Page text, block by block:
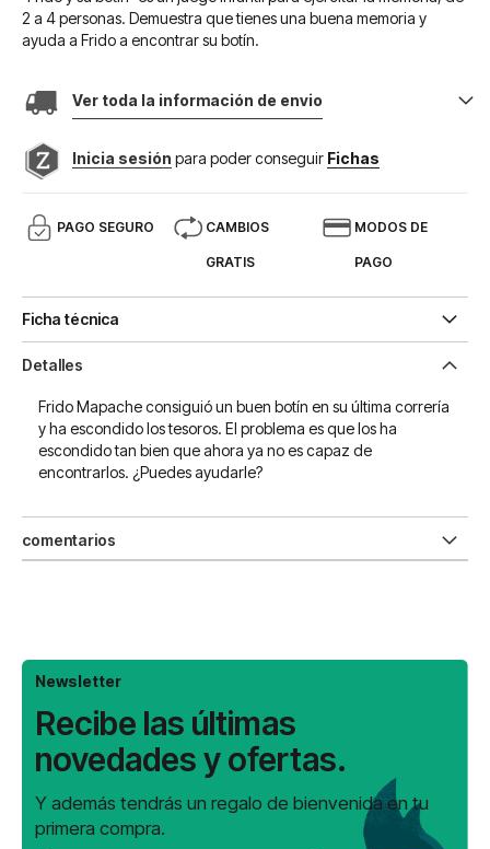
2 a 4 personas. Demuestra que tienes una buena memoria y
ayuda a Frido a encontrar su botín.
Ver toda la información de envio
Inicia sesión para poder conseguir Fichas
PAGO SEGURO CAMBIOS
GRATIS
MODOS DE
PAGO
Ficha técnica
Detalles
Frido Mapache consiguió un buen botín en su última correría
y ha escondido los tesoros. El problema es que los ha
escondido tan bien que ahora ya no es capaz de
encontrarlos. ¿Puedes ayudarle?
comentarios
Newsletter
Recibe las últimas
novedades y ofertas.
Y además tendrás un regalo de bienvenida en tu
primera compra.